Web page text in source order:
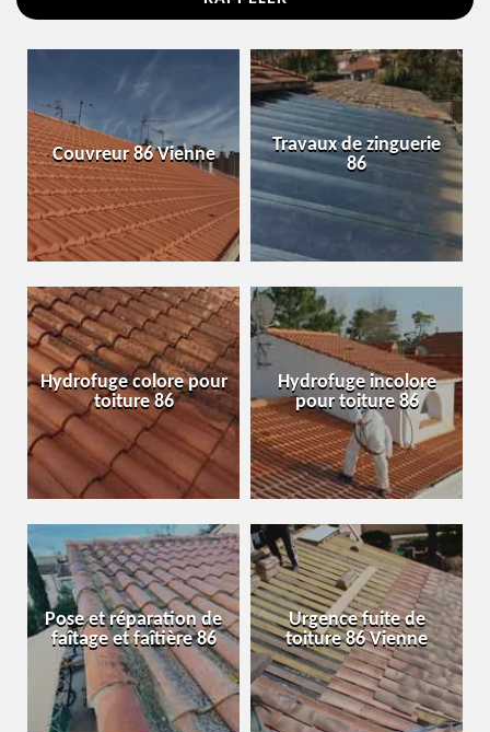
Couvreur 86 Vienne
Travaux de zinguerie
86
Hydrofuge colore pour
toiture 86
Hydrofuge incolore
pour toiture 86
Pose et réparation de
faîtage et faîtière 86
Urgence fuite de
toiture 86 Vienne